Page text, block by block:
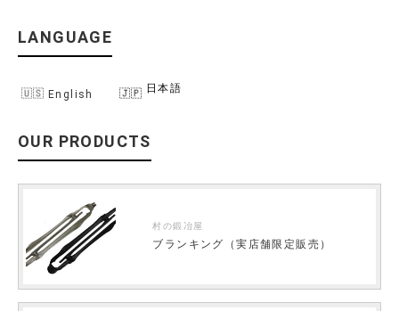
LANGUAGE
English
日本語
OUR PRODUCTS
村の鍛冶屋
ブランキング（実店舗限定販売）